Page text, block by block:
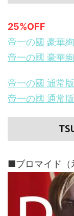
25%OFF
帝一の國 豪華
帝一の國 豪華
帝一の國 通常
帝一の國 通常
■ブロマイド（